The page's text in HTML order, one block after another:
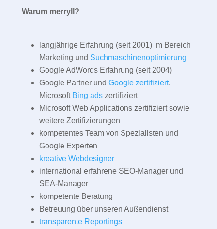
Warum merryll?
langjährige Erfahrung (seit 2001) im Bereich
Marketing und Suchmaschinenoptimierung
Google AdWords Erfahrung (seit 2004)
Google Partner und Google zertifiziert,
Microsoft Bing adszertifiziert
Microsoft Web Applications zertifiziert sowie
weitere Zertifizierungen
kompetentes Team von Spezialisten und
Google Experten
kreative Webdesigner
international erfahrene SEO-Manager und
SEA-Manager
kompetente Beratung
Betreuung über unseren Außendienst
transparente Reportings